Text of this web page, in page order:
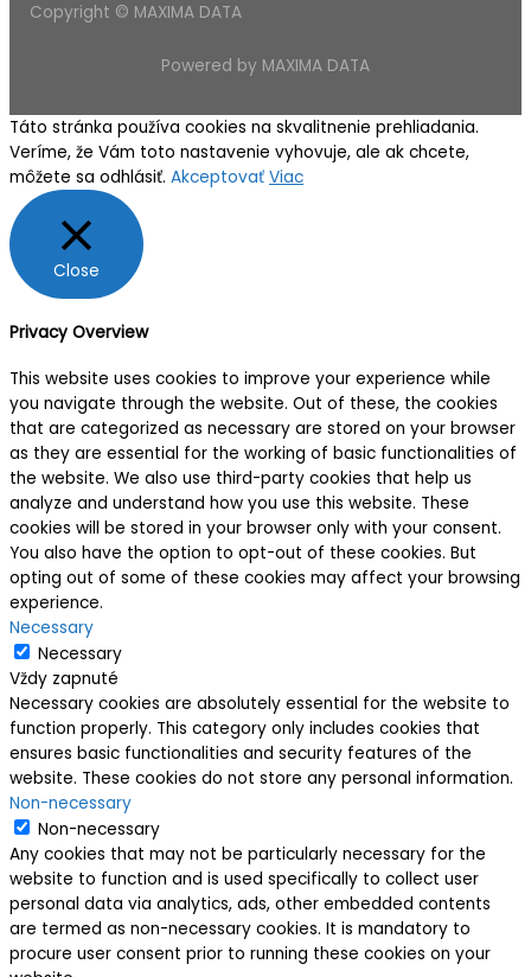
Copyright © MAXIMA DATA
Powered by MAXIMA DATA
Táto stránka používa cookies na skvalitnenie prehliadania.
Veríme, že Vám toto nastavenie vyhovuje, ale ak chcete,
môžete sa odhlásiť. Akceptovať Viac
Close
Privacy Overview
This website uses cookies to improve your experience while
you navigate through the website. Out of these, the cookies
that are categorized as necessary are stored on your browser
as they are essential for the working of basic functionalities of
the website. We also use third-party cookies that help us
analyze and understand how you use this website. These
cookies will be stored in your browser only with your consent.
You also have the option to opt-out of these cookies. But
opting out of some of these cookies may affect your browsing
experience.
Necessary
Necessary
Vždy zapnuté
Necessary cookies are absolutely essential for the website to
function properly. This category only includes cookies that
ensures basic functionalities and security features of the
website. These cookies do not store any personal information.
Non-necessary
Non-necessary
Any cookies that may not be particularly necessary for the
website to function and is used specifically to collect user
personal data via analytics, ads, other embedded contents
are termed as non-necessary cookies. It is mandatory to
procure user consent prior to running these cookies on your